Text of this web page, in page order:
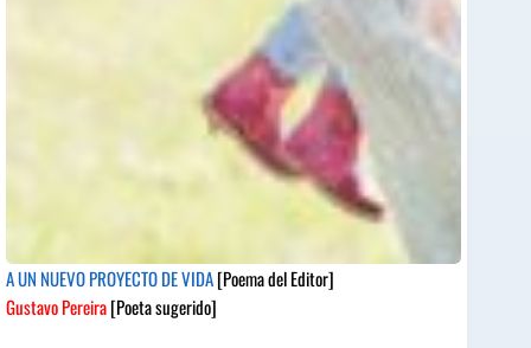
A UN NUEVO PROYECTO DE VIDA[Poema del Editor]
Gustavo Pereira[Poeta sugerido]